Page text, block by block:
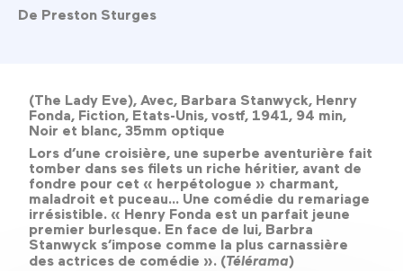
De Preston Sturges
(The Lady Eve), Avec, Barbara Stanwyck, Henry
Fonda, Fiction, Etats-Unis, vostf, 1941, 94 min,
Noir et blanc, 35mm optique
Lors d’une croisière, une superbe aventurière fait
tomber dans ses filets un riche héritier, avant de
fondre pour cet « herpétologue » charmant,
maladroit et puceau... Une comédie du remariage
irrésistible. « Henry Fonda est un parfait jeune
premier burlesque. En face de lui, Barbra
Stanwyck s’impose comme la plus carnassière
des actrices de comédie ». (Télérama)